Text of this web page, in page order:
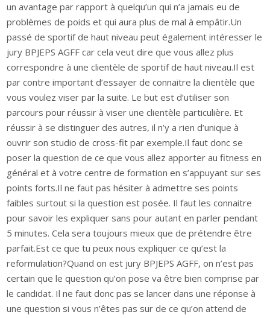
un avantage par rapport à quelqu’un qui n’a jamais eu de
problèmes de poids et qui aura plus de mal à empâtir.Un
passé de sportif de haut niveau peut également intéresser le
jury BPJEPS AGFF car cela veut dire que vous allez plus
correspondre à une clientèle de sportif de haut niveau.Il est
par contre important d’essayer de connaitre la clientèle que
vous voulez viser par la suite. Le but est d’utiliser son
parcours pour réussir à viser une clientèle particulière. Et
réussir à se distinguer des autres, il n’y a rien d’unique à
ouvrir son studio de cross-fit par exemple.Il faut donc se
poser la question de ce que vous allez apporter au fitness en
général et à votre centre de formation en s’appuyant sur ses
points forts.Il ne faut pas hésiter à admettre ses points
faibles surtout si la question est posée. Il faut les connaitre
pour savoir les expliquer sans pour autant en parler pendant
5 minutes. Cela sera toujours mieux que de prétendre être
parfait.Est ce que tu peux nous expliquer ce qu’est la
reformulation?Quand on est jury BPJEPS AGFF, on n’est pas
certain que le question qu’on pose va être bien comprise par
le candidat. Il ne faut donc pas se lancer dans une réponse à
une question si vous n’êtes pas sur de ce qu’on attend de